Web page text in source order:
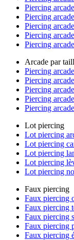
Piercing
Piercing
Piercing
Piercing
Piercing
Arcade par
Piercing
Piercing
Piercing
Piercing
Piercing
Lot piercing
Lot piercing
Lot piercing
Lot piercing
Lot piercing
Lot piercing
Faux piercing
Faux piercing
Faux piercing
Faux piercing
Faux piercing
Faux piercing